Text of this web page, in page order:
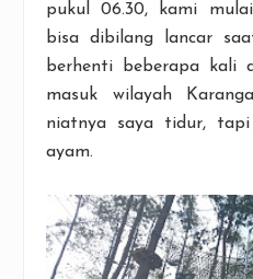
pukul 06.30, kami
bisa dibilang lancar
berhenti beberapa kali
masuk wilayah
niatnya saya tidur,
ayam.